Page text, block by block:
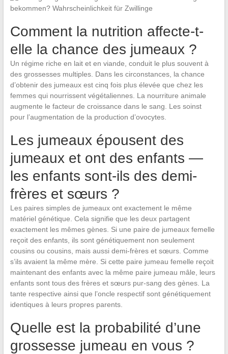
Comment la nutrition affecte-t-
elle la chance des jumeaux ?
Un régime riche en lait et en viande, conduit le plus souvent à
des grossesses multiples. Dans les circonstances, la chance
d’obtenir des jumeaux est cinq fois plus élevée que chez les
femmes qui nourrissent végétaliennes. La nourriture animale
augmente le facteur de croissance dans le sang. Les soinst
pour l’augmentation de la production d’ovocytes.
Les jumeaux épousent des
jumeaux et ont des enfants —
les enfants sont-ils des demi-
frères et sœurs ?
Les paires simples de jumeaux ont exactement le même
matériel génétique. Cela signifie que les deux partagent
exactement les mêmes gènes. Si une paire de jumeaux femelle
reçoit des enfants, ils sont génétiquement non seulement
cousins ou cousins, mais aussi demi-frères et sœurs. Comme
s’ils avaient la même mère. Si cette paire jumeau femelle reçoit
maintenant des enfants avec la même paire jumeau mâle, leurs
enfants sont tous des frères et sœurs pur-sang des gènes. La
tante respective ainsi que l’oncle respectif sont génétiquement
identiques à leurs propres parents.
Quelle est la probabilité d’une
grossesse jumeau en vous ?